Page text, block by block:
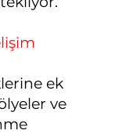
ek
ve